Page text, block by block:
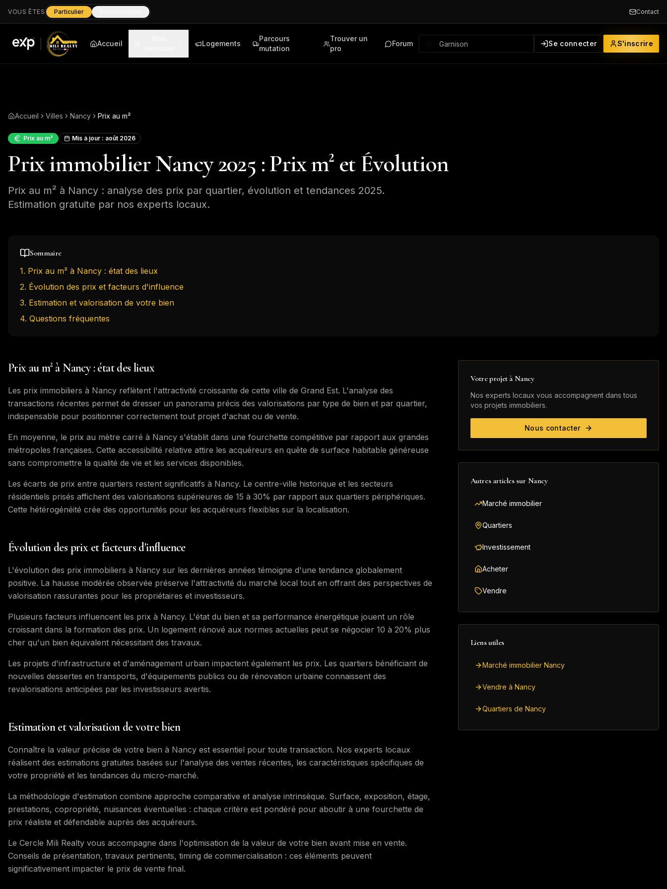
VOUS ÊTES Particulier Contact
Accueil Logements
Parcours
mutation
Trouver un
pro
Forum Se connecter S'inscrire
Accueil Villes Nancy Prix au m²
Prix au m² Mis à jour : août 2026
Prix immobilier Nancy 2025 : Prix m² et Évolution
Prix au m² à Nancy : analyse des prix par quartier, évolution et tendances 2025.
Estimation gratuite par nos experts locaux.
Sommaire
1. Prix au m² à Nancy : état des lieux
2. Évolution des prix et facteurs d'influence
3. Estimation et valorisation de votre bien
4. Questions fréquentes
Prix au m² à Nancy : état des lieux
Les prix immobiliers à Nancy reflètent l'attractivité croissante de cette ville de Grand Est. L'analyse des
transactions récentes permet de dresser un panorama précis des valorisations par type de bien et par quartier,
indispensable pour positionner correctement tout projet d'achat ou de vente.
En moyenne, le prix au mètre carré à Nancy s'établit dans une fourchette compétitive par rapport aux grandes
métropoles françaises. Cette accessibilité relative attire les acquéreurs en quête de surface habitable généreuse
sans compromettre la qualité de vie et les services disponibles.
Les écarts de prix entre quartiers restent significatifs à Nancy. Le centre-ville historique et les secteurs
résidentiels prisés affichent des valorisations supérieures de 15 à 30% par rapport aux quartiers périphériques.
Cette hétérogénéité crée des opportunités pour les acquéreurs flexibles sur la localisation.
Évolution des prix et facteurs d'influence
L'évolution des prix immobiliers à Nancy sur les dernières années témoigne d'une tendance globalement
positive. La hausse modérée observée préserve l'attractivité du marché local tout en offrant des perspectives de
valorisation rassurantes pour les propriétaires et investisseurs.
Plusieurs facteurs influencent les prix à Nancy. L'état du bien et sa performance énergétique jouent un rôle
croissant dans la formation des prix. Un logement rénové aux normes actuelles peut se négocier 10 à 20% plus
cher qu'un bien équivalent nécessitant des travaux.
Les projets d'infrastructure et d'aménagement urbain impactent également les prix. Les quartiers bénéficiant de
nouvelles dessertes en transports, d'équipements publics ou de rénovation urbaine connaissent des
revalorisations anticipées par les investisseurs avertis.
Estimation et valorisation de votre bien
Connaître la valeur précise de votre bien à Nancy est essentiel pour toute transaction. Nos experts locaux
réalisent des estimations gratuites basées sur l'analyse des ventes récentes, les caractéristiques spécifiques de
votre propriété et les tendances du micro-marché.
La méthodologie d'estimation combine approche comparative et analyse intrinsèque. Surface, exposition, étage,
prestations, copropriété, nuisances éventuelles : chaque critère est pondéré pour aboutir à une fourchette de
prix réaliste et défendable auprès des acquéreurs.
Le Cercle Mili Realty vous accompagne dans l'optimisation de la valeur de votre bien avant mise en vente.
Conseils de présentation, travaux pertinents, timing de commercialisation : ces éléments peuvent
significativement impacter le prix de vente final.
Votre projet à Nancy
Nos experts locaux vous accompagnent dans tous
vos projets immobiliers.
Nous contacter
Autres articles sur Nancy
Marché immobilier
Quartiers
Investissement
Acheter
Vendre
Liens utiles
Marché immobilier Nancy
Vendre à Nancy
Quartiers de Nancy